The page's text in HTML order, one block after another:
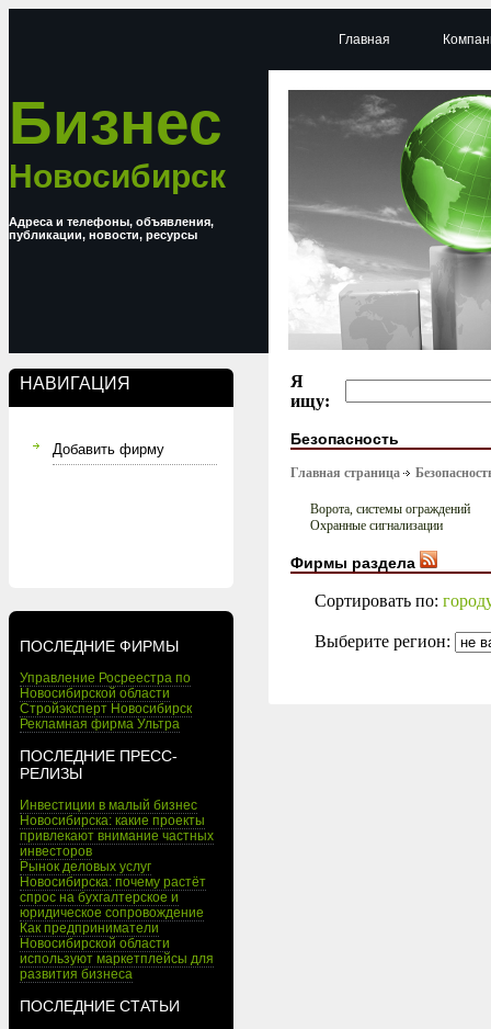
Бизнес
Новосибирск
Адреса и телефоны, объявления,
публикации, новости, ресурсы
НАВИГАЦИЯ
Добавить фирму
ПОСЛЕДНИЕ ФИРМЫ
Управление Росреестра по
Новосибирской области
Стройэксперт Новосибирск
Рекламная фирма Ультра
ПОСЛЕДНИЕ ПРЕСС-
РЕЛИЗЫ
Инвестиции в малый бизнес
Новосибирска: какие проекты
привлекают внимание частных
инвесторов
Рынок деловых услуг
Новосибирска: почему растёт
спрос на бухгалтерское и
юридическое сопровождение
Как предприниматели
Новосибирской области
используют маркетплейсы для
развития бизнеса
ПОСЛЕДНИЕ СТАТЬИ
Главная
Я
ищу:
Безопасность
Главная страница
Ворота, системы ограждений
Охранные сигнализации
Фирмы раздела
Сортировать по:
Выберите регион: